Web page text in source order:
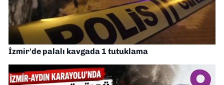
İzmir'de palalı kavgada 1 tutuklama